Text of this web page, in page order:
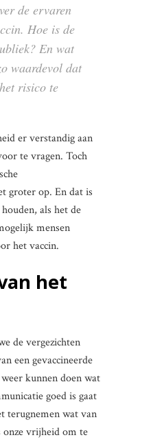
de ervaren
Hoe is de
En wat
waardevol dat
risico te
er verstandig aan
te vragen. Toch
groter op. En dat is
als het de
mensen
het vaccin.
het
de vergezichten
een gevaccineerde
kunnen doen wat
goed is gaat
terugnemen wat van
onze vrijheid om te